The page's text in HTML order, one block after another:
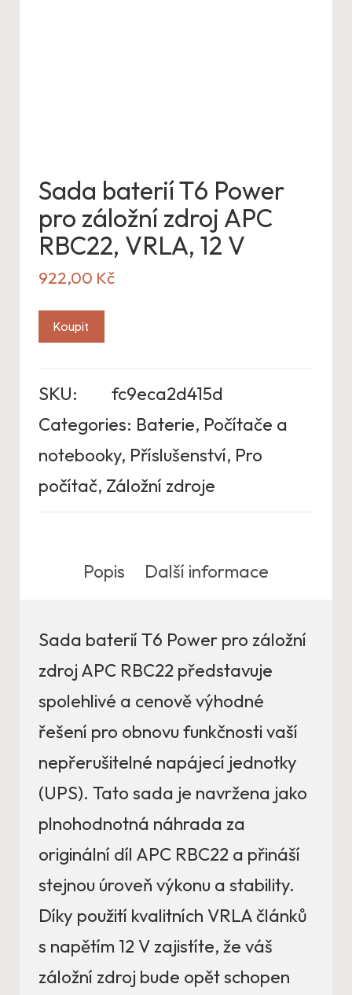
Sada baterií T6 Power
pro záložní zdroj APC
RBC22, VRLA, 12 V
922,00 Kč
Koupit
SKU:
fc9eca2d415d
Categories: Baterie, Počítače a
notebooky, Příslušenství, Pro
počítač, Záložní zdroje
Popis Další informace
Sada baterií T6 Power pro záložní
zdroj APC RBC22 představuje
spolehlivé a cenově výhodné
řešení pro obnovu funkčnosti vaší
nepřerušitelné napájecí jednotky
(UPS). Tato sada je navržena jako
plnohodnotná náhrada za
originální díl APC RBC22 a přináší
stejnou úroveň výkonu a stability.
Díky použití kvalitních VRLA článků
s napětím 12 V zajistíte, že váš
záložní zdroj bude opět schopen